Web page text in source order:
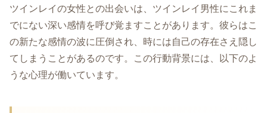
ツインレイの女性との出会いは、ツインレイ男性にこれま
でにない深い感情を呼び覚ますことがあります。彼らはこ
の新たな感情の波に圧倒され、時には自己の存在さえ隠し
てしまうことがあるのです。この行動背景には、以下のよ
うな心理が働いています。